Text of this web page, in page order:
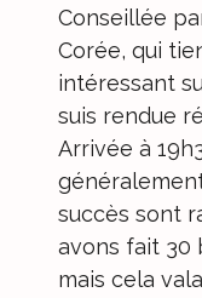
Conseillée
Corée, qui
intéressant
suis rendue
Arrivée à
succès sont
avons fait 30
mais cela